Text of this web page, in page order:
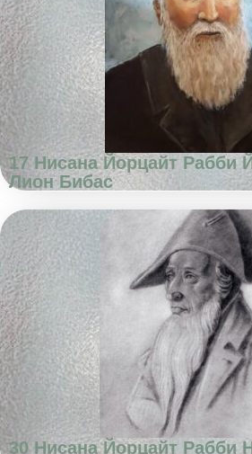
17 Нисана Йорцайт Рабби
Лион Бибас
30 Нисана Йорцайт Рабби